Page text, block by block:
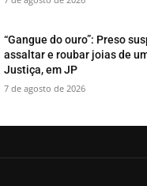
“Gangue do ouro”: Preso
assaltar e roubar joias de
Justiça, em JP
7 de agosto de 2026